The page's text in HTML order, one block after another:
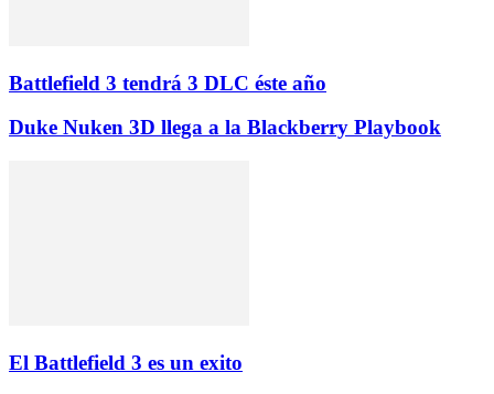
Battlefield 3 tendrá 3 DLC éste año
Duke Nuken 3D llega a la Blackberry Playbook
El Battlefield 3 es un exito